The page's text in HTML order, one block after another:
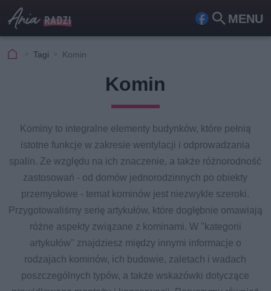
MENU
Fa Szu
Tagi Komin
Komin
Kominy to integralne elementy budynków, które pełnią
istotne funkcje w zakresie wentylacji i odprowadzania
spalin. Ze względu na ich znaczenie, a także różnorodność
zastosowań - od domów jednorodzinnych po obiekty
przemysłowe - temat kominów jest niezwykle szeroki.
Przygotowaliśmy serię artykułów, które dogłębnie omawiają
różne aspekty związane z kominami. W "kategorii
artykułów" znajdziesz między innymi informacje o
rodzajach kominów, ich budowie, zaletach i wadach
poszczególnych typów, a także wskazówki dotyczące